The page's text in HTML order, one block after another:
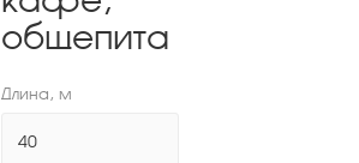
общепита
Длина, м